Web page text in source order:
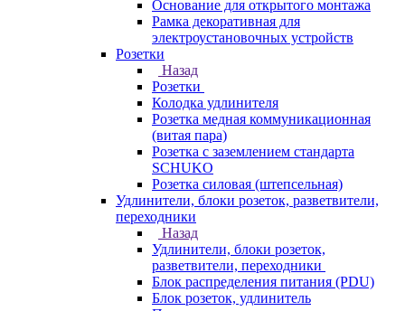
Основание для открытого монтажа
Рамка декоративная для
электроустановочных устройств
Розетки
Назад
Розетки
Колодка удлинителя
Розетка медная коммуникационная
(витая пара)
Розетка с заземлением стандарта
SCHUKO
Розетка силовая (штепсельная)
Удлинители, блоки розеток, разветвители,
переходники
Назад
Удлинители, блоки розеток,
разветвители, переходники
Блок распределения питания (PDU)
Блок розеток, удлинитель